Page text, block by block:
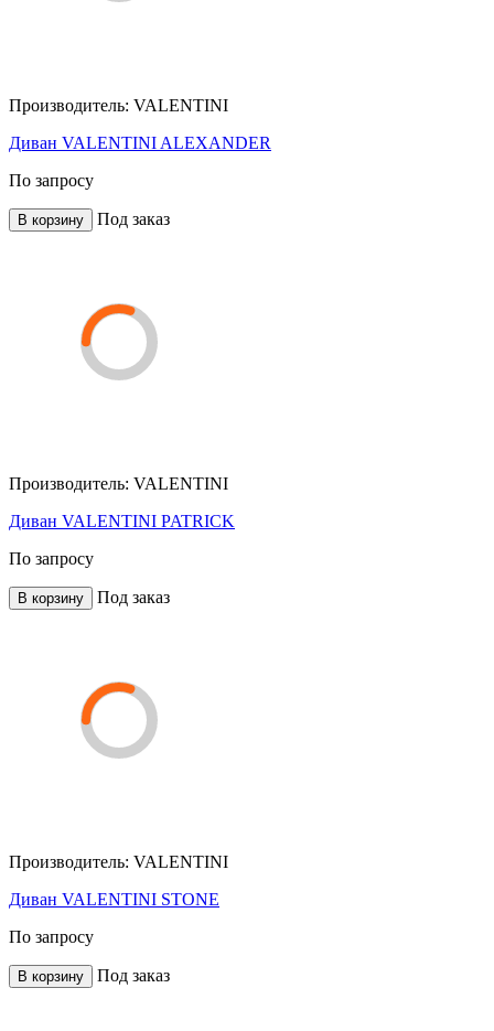
Производитель: VALENTINI
Диван VALENTINI ALEXANDER
По запросу
В корзину Под заказ
Производитель: VALENTINI
Диван VALENTINI PATRICK
По запросу
В корзину Под заказ
Производитель: VALENTINI
Диван VALENTINI STONE
По запросу
В корзину Под заказ